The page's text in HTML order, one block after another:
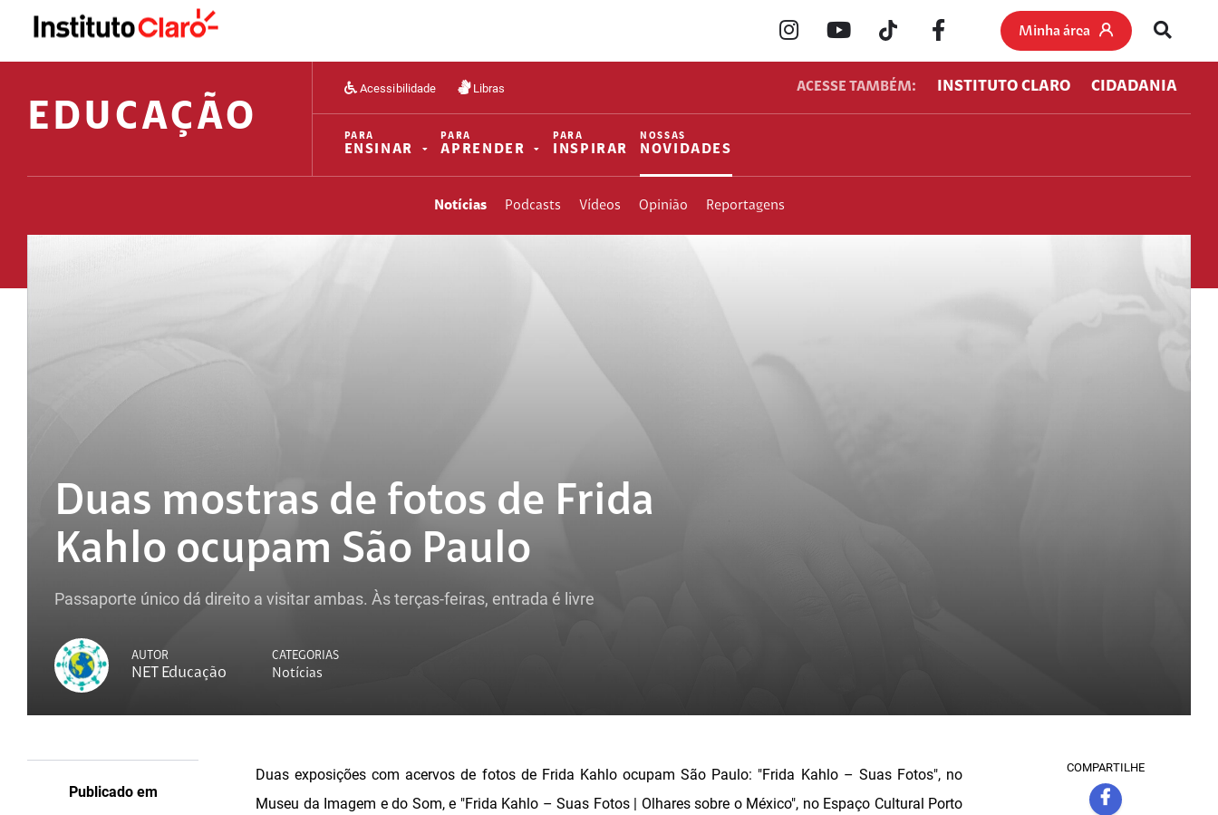
Minha área
EDUCAÇÃO
Acessibilidade Libras ACESSE TAMBÉM: INSTITUTO CLARO CIDADANIA
PARA
ENSINAR
PARA
APRENDER
PARA
INSPIRAR
NOSSAS
NOVIDADES
Notícias Podcasts Vídeos Opinião Reportagens
Duas mostras de fotos de Frida
Kahlo ocupam São Paulo
Passaporte único dá direito a visitar ambas. Às terças-feiras, entrada é livre
AUTOR
NET Educação
CATEGORIAS
Notícias
Publicado em
Duas exposições com acervos de fotos de Frida Kahlo ocupam São Paulo: "Frida Kahlo – Suas Fotos", no
Museu da Imagem e do Som, e "Frida Kahlo – Suas Fotos | Olhares sobre o México", no Espaço Cultural Porto
COMPARTILHE